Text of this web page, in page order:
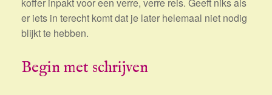
er iets in terecht komt dat je later helemaal niet nodig
blijkt te hebben.
Begin met schrijven